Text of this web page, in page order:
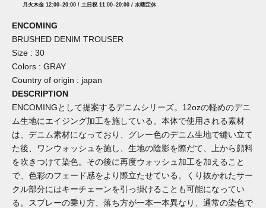
月火木金 12:00–20:00 / 土日祝 11:00–20:00 / 水曜定休
ENCOMING
BRUSHED DENIM TROUSER
Size : 30
Colors : GRAY
Country of origin : japan
DESCRIPTION
ENCOMINGとして提案するデニムシリーズ。12ozの軽めのデニ
ム生地にエイジング加工を施している。本体で使用される素材
は、デニム素材になっており、グレー色のデニム生地で縫い立て
た後、ワンウォッシュを施し、生地の陰影を際だて、上から顔料
を吹きつけて染色。その後に再度ウォッシュ加工を加えること
で、色彩のフェード感をより際立たせている。くり抜かれたサー
クル部分にはキーチェーンを引っ掛けることも可能になってい
る。スプレーの乗り方、落ち方が一本一本異なり、通常の染色で